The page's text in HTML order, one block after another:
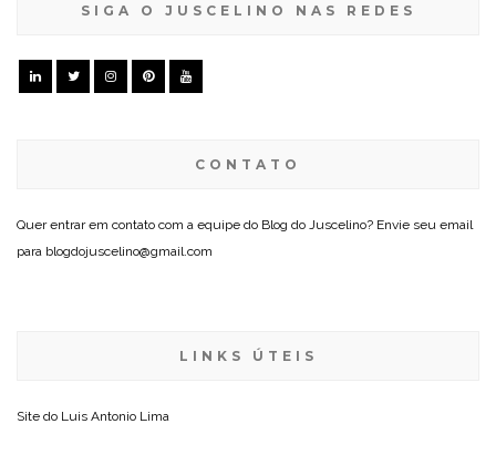
SIGA O JUSCELINO NAS REDES
CONTATO
Quer entrar em contato com a equipe do Blog do Juscelino? Envie seu email
para blogdojuscelino@gmail.com
LINKS ÚTEIS
Site do Luis Antonio Lima